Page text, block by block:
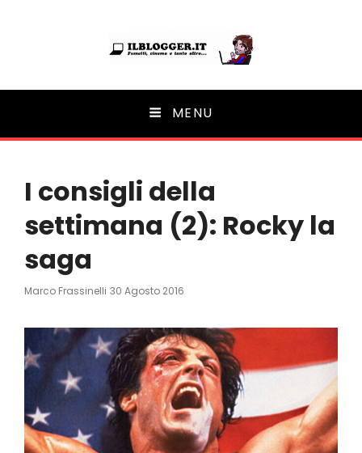
Ilblogger.it
Il portalino di blog | MENU
I consigli della
settimana (2): Rocky la
saga
Marco Frassinelli Posted
30 Agosto 2016